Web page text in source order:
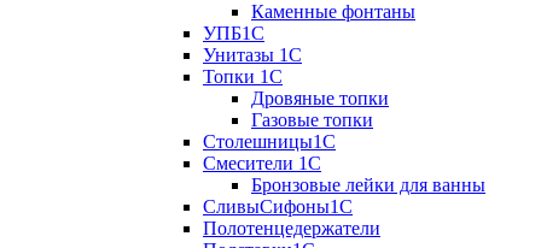
Каменные фонтаны
УПБ1С
Унитазы 1С
Топки 1С
Дровяные топки
Газовые топки
Столешницы1С
Смесители 1С
Бронзовые лейки для ванны
СливыСифоны1С
Полотенцедержатели